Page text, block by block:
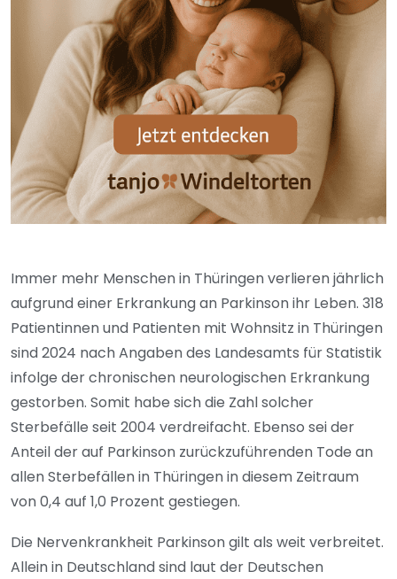
Immer mehr Menschen in Thüringen verlieren jährlich
aufgrund einer Erkrankung an Parkinson ihr Leben. 318
Patientinnen und Patienten mit Wohnsitz in Thüringen
sind 2024 nach Angaben des Landesamts für Statistik
infolge der chronischen neurologischen Erkrankung
gestorben. Somit habe sich die Zahl solcher
Sterbefälle seit 2004 verdreifacht. Ebenso sei der
Anteil der auf Parkinson zurückzuführenden Tode an
allen Sterbefällen in Thüringen in diesem Zeitraum
von 0,4 auf 1,0 Prozent gestiegen.
Die Nervenkrankheit Parkinson gilt als weit verbreitet.
Allein in Deutschland sind laut der Deutschen